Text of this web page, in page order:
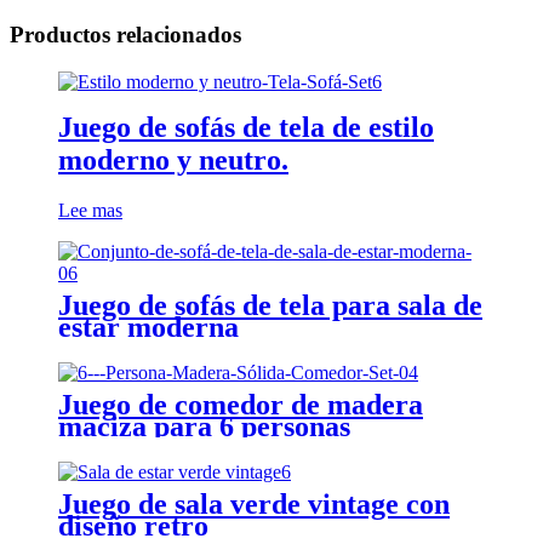
Productos relacionados
Juego de sofás de tela de estilo
moderno y neutro.
Lee mas
Juego de sofás de tela para sala de
estar moderna
Juego de comedor de madera
maciza para 6 personas
Juego de sala verde vintage con
diseño retro